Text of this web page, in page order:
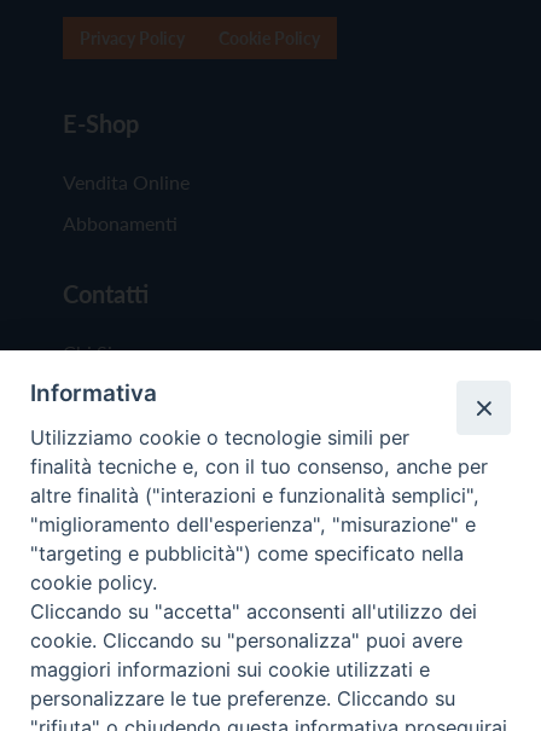
E-Shop
Vendita Online
Abbonamenti
Contatti
Chi Siamo
Redazione
Scrivici
Copyright © 2019 - Tutti i diritti riservati - Vita
Trentina Editrice
Privacy Policy
Torna
Informativa
Utilizziamo cookie o tecnologie simili per
finalità tecniche e, con il tuo consenso, anche per
altre finalità ("interazioni e funzionalità semplici",
"miglioramento dell'esperienza", "misurazione" e
"targeting e pubblicità") come specificato nella
cookie policy.
Cliccando su "accetta" acconsenti all'utilizzo dei
cookie. Cliccando su "personalizza" puoi avere
maggiori informazioni sui cookie utilizzati e
personalizzare le tue preferenze. Cliccando su